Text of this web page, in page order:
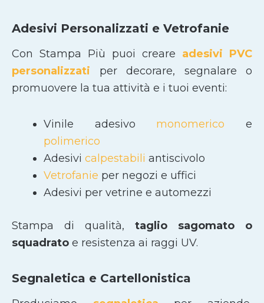
Adesivi Personalizzati e Vetrofanie
Con Stampa Più puoi creare adesivi PVC
personalizzati per decorare, segnalare o
promuovere la tua attività e i tuoi eventi:
Vinile adesivo monomerico e
polimerico
Adesivi calpestabili antiscivolo
Vetrofanie per negozi e uffici
Adesivi per vetrine e automezzi
Stampa di qualità, taglio sagomato
o
squadrato e resistenza ai raggi UV.
Segnaletica e Cartellonistica